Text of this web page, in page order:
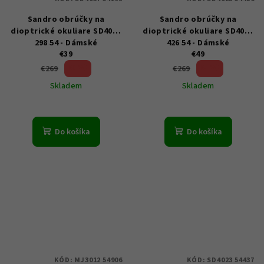
Sandro obrúčky na
dioptrické okuliare SD4037
298 54 - Dámské
€39
€269
Skladem
Do košíka
Sandro obrúčky na
dioptrické okuliare SD4023
426 54 - Dámské
€49
€269
Skladem
Do košíka
KÓD: MJ3012 54906 KÓD: SD4023 54437